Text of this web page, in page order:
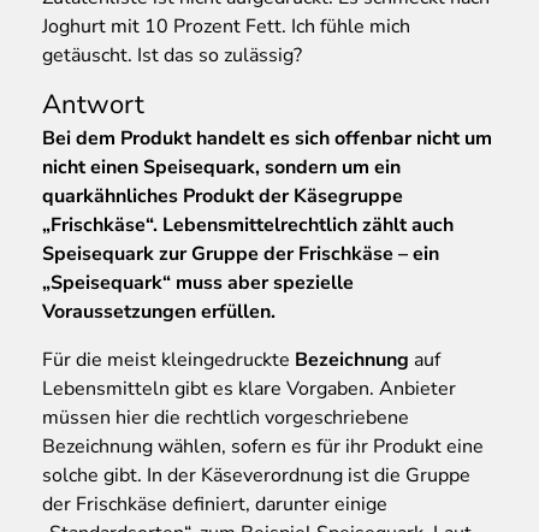
Joghurt mit 10 Prozent Fett. Ich fühle mich
getäuscht. Ist das so zulässig?
Antwort
Bei dem Produkt handelt es sich offenbar nicht um
nicht einen Speisequark, sondern um ein
quarkähnliches Produkt der Käsegruppe
„Frischkäse“. Lebensmittelrechtlich zählt auch
Speisequark zur Gruppe der Frischkäse – ein
„Speisequark“ muss aber spezielle
Voraussetzungen erfüllen.
Für die meist kleingedruckte Bezeichnung auf
Lebensmitteln gibt es klare Vorgaben. Anbieter
müssen hier die rechtlich vorgeschriebene
Bezeichnung wählen, sofern es für ihr Produkt eine
solche gibt. In der Käseverordnung ist die Gruppe
der Frischkäse definiert, darunter einige